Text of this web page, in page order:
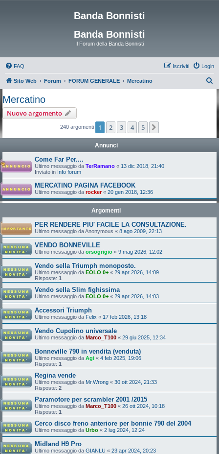
Banda Bonnisti
Banda Bonnisti
Il Forum della Banda Bonnisti
FAQ Login
Iscriviti
Sito Web Forum FORUM GENERALE Mercatino
Mercatino
Nuovo argomento
240 argomenti 1 2 3 4 5
Annunci
Come Far Per....
Ultimo messaggio da TerRamano « 13 dic 2018, 21:40
Inviato in Info forum
MERCATINO PAGINA FACEBOOK
Ultimo messaggio da rocker« 20 gen 2018, 12:36
Argomenti
PER RENDERE PIU' FACILE LA CONSULTAZIONE.
Ultimo messaggio daAnonymous « 8 ago 2009, 22:13
VENDO BONNEVILLE
Ultimo messaggio da orsogrigio « 9 mag 2026, 12:02
Vendo sella Triumph monoposto.
Ultimo messaggio da EOLO 0+ « 29 apr 2026, 14:09
Risposte: 1
Vendo sella Slim fighissima
Ultimo messaggio da EOLO 0+ « 29 apr 2026, 14:03
Accessori Triumph
Ultimo messaggio da Felix « 17 feb 2026, 13:18
Vendo Cupolino universale
Ultimo messaggio da Marco_T100 « 29 giu 2025, 12:34
Bonneville 790 in vendita (venduta)
Ultimo messaggio da Agi « 4 feb 2025, 19:06
Risposte: 1
Regina vende
Ultimo messaggio da Mr.Wrong « 30 ott 2024, 21:33
Risposte: 2
Paramotore per scrambler 2001 /2015
Ultimo messaggio da Marco_T100 « 26 ott 2024, 10:18
Risposte: 1
Cerco disco freno anteriore per bonnie 790 del 2004
Ultimo messaggio da Urbo « 2 lug 2024, 12:24
Midland H9 Pro
Ultimo messaggio da GIANLU « 23 apr 2024, 20:23